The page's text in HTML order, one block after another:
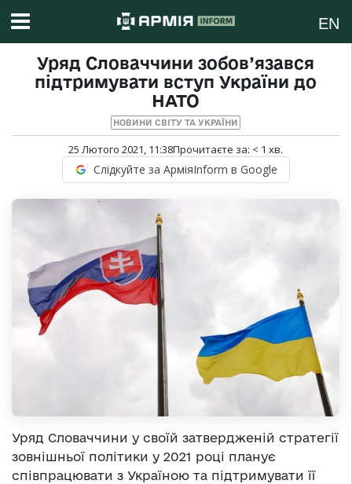
EN
Уряд Словаччини зобов’язався
підтримувати вступ України до
НАТО
НОВИНИ СВІТУ ТА УКРАЇНИ
25 Лютого 2021, 11:38Прочитаєте за: < 1 хв.
Слідкуйте за АрміяInform в Google
Уряд Словаччини у своїй затвердженій стратегії
зовнішньої політики у 2021 році планує
співпрацювати з Україною та підтримувати її